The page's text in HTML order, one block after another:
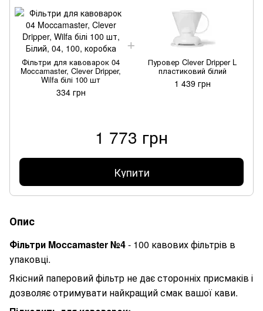
Фільтри для кавоварок 04
Moccamaster, Clever Dripper,
Wilfa білі 100 шт
334 грн
Пуровер Clever Dripper L
пластиковий білий
1 439 грн
1 773 грн
Купити
Опис
Фільтри Moccamaster №4- 100 кавових фільтрів в
упаковці.
Якісний паперовий фільтр не дає сторонніх присмаків і
дозволяє отримувати найкращий смак вашої кави.